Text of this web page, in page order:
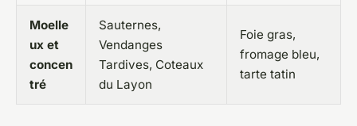
Moelle
ux et
concen
tré
Sauternes,
Vendanges
Tardives, Coteaux
du Layon
Foie gras,
fromage bleu,
tarte tatin